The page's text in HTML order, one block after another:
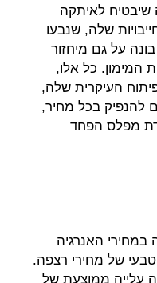
לאיתקה
שלה, שנבעו
שקל והיא בונה על גם מיחזור
עלויות המימון. כל אלו,
העיקרית שלה,
להנפיק בכל מחיר,
מפלס הפחד
במחירי האנרגיה
טבעי של מחירי רצפה.
עלייה ממוצעת של